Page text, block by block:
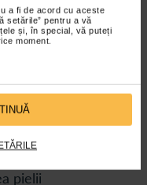
a fi de acord cu aceste
setările” pentru a vă
și, în special, vă puteți
moment.
cm
pielii